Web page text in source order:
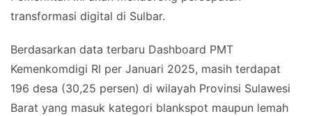
transformasi digital di Sulbar.
Berdasarkan data terbaru Dashboard PMT
Kemenkomdigi RI per Januari 2025, masih terdapat
196 desa (30,25 persen) di wilayah Provinsi Sulawesi
Barat yang masuk kategori blankspot maupun lemah